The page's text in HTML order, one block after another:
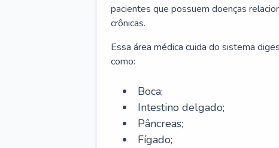
pacientes que possuem doenças
crônicas.
Essa área médica cuida do sistema
como:
Boca;
Intestino delgado;
Pâncreas;
Fígado;